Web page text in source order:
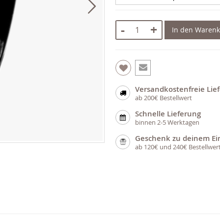
- + In den
Versandkostenfreie
ab 200€ Bestellwert
Schnelle Lieferung
binnen 2-5 Werktagen
Geschenk zu deinem
ab 120€ und 240€